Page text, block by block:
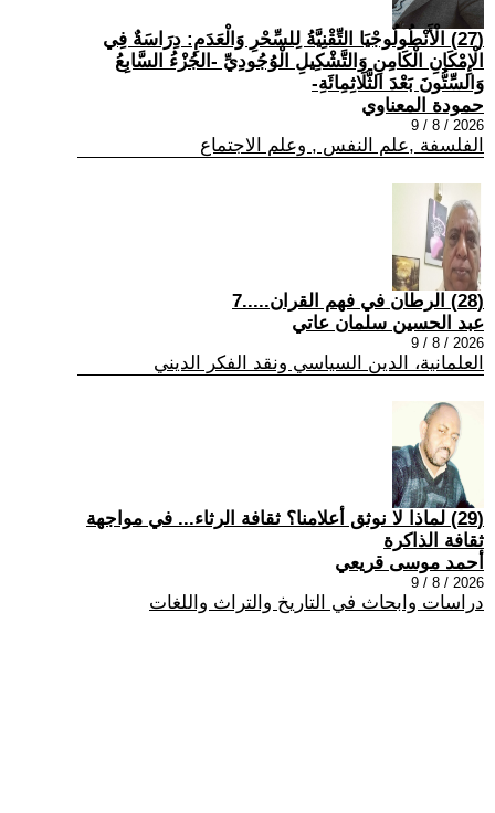
(27) الْأَنْطُولُوجْيَا التِّقْنِيَّةُ لِلسِّحْرِ وَالْعَدَمِ: دِرَاسَةٌ فِي
الْإِمْكَانِ الْكَامِنِ وَالتَّشْكِيلِ الْوُجُودِيِّ -الجُزْءُ السَّابِعُ
وَالسِّتُّونَ بَعْدَ الثَّلَاثِمِائَةِ-
حمودة المعناوي
2026 / 8 / 9
الفلسفة ,علم النفس , وعلم الاجتماع
(28) الرطان في فهم القران.....7
عبد الحسين سلمان عاتي
2026 / 8 / 9
العلمانية، الدين السياسي ونقد الفكر الديني
(29) لماذا لا نوثق أعلامنا؟ ثقافة الرثاء... في مواجهة
ثقافة الذاكرة
أحمد موسى قريعي
2026 / 8 / 9
دراسات وابحاث في التاريخ والتراث واللغات